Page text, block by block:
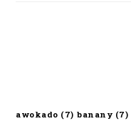
awokado (7) banany (7)